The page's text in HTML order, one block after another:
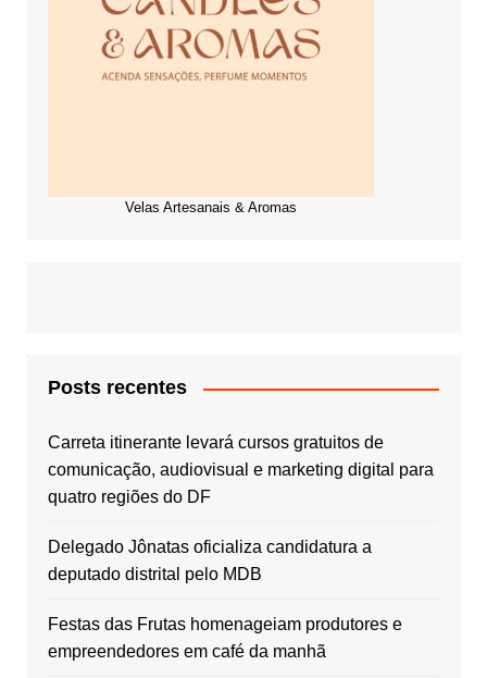
Velas Artesanais & Aromas
Posts recentes
Carreta itinerante levará cursos gratuitos de
comunicação, audiovisual e marketing digital para
quatro regiões do DF
Delegado Jônatas oficializa candidatura a
deputado distrital pelo MDB
Festas das Frutas homenageiam produtores e
empreendedores em café da manhã